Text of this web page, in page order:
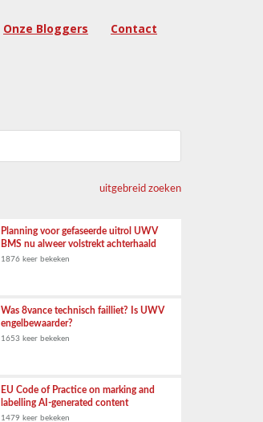
Onze Bloggers Contact
uitgebreid zoeken
Planning voor gefaseerde uitrol UWV
BMS nu alweer volstrekt achterhaald
1876 keer bekeken
Was 8vance technisch failliet? Is UWV
engelbewaarder?
1653 keer bekeken
EU Code of Practice on marking and
labelling AI-generated content
1479 keer bekeken